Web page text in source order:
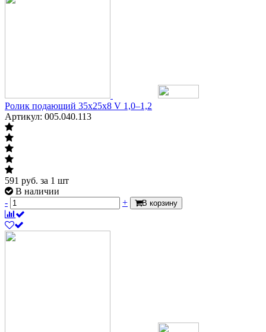
Ролик подающий 35х25х8 V 1,0–1,2
Артикул: 005.040.113
591 руб. за 1 шт
В наличии
-
+ В корзину